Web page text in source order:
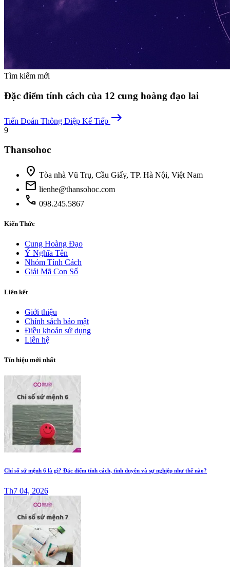
Tìm kiếm mới
Đặc điểm tính cách của 12 cung hoàng đạo lai
Tiến Đoán Thông Điệp Kế Tiếp east
9
Thansohoc
location_on Tòa nhà Vũ Trụ, Cầu Giấy, TP. Hà Nội, Việt Nam
mail lienhe@thansohoc.com
phone 098.245.5867
Kiến Thức
Cung Hoàng Đạo
Ý Nghĩa Tên
Nhóm Tính Cách
Giải Mã Con Số
Liên kết
Giới thiệu
Chính sách bảo mật
Điều khoản sử dụng
Liên hệ
Tín hiệu mới nhất
Chỉ số sứ mệnh 6 là gì? Đặc điểm tính cách, tình duyên và sự nghiệp như thế nào?
Th7 04, 2026